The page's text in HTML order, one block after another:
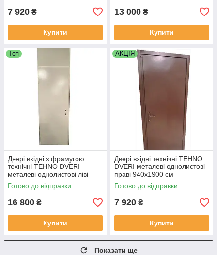
7 920 ₴
Купити
13 000 ₴
Купити
Топ
Двері вхідні з фрамугою
технічні TEHNO DVERI
металеві однолистові ліві
750х2300 мм Білий
Готово до відправки
16 800 ₴
Купити
АКЦІЯ
Двері вхідні технічні TEHNO
DVERI металеві однолистові
праві 940х1900 см
Коричневий
Готово до відправки
7 920 ₴
Купити
Показати ще